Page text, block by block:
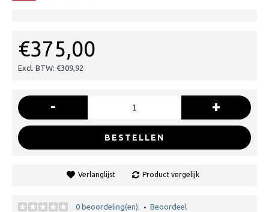
€375,00
Excl. BTW: €309,92
- +
BESTELLEN
Verlanglijst Product vergelijk
0 beoordeling(en). • Beoordeel